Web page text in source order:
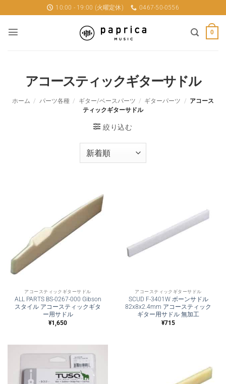
to
content
10:00 - 19:00 (火曜定休) 0467-50-0556
0
アコースティックギターサドル
ホーム / パーツ各種 / ギター/ベースパーツ / ギターパーツ / アコース
ティックギターサドル
絞り込む
アコースティックギターサドル
ALL PARTS BS-0267-000 Gibson
スタイル アコースティックギタ
ー用サドル
¥1,650
アコースティックギターサドル
SCUD F-3401W ボーンサドル
82x8x2.4mm アコースティック
ギター用サドル 無加工
¥715